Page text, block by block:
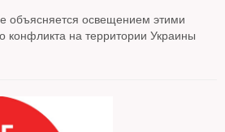
объясняется освещением этими
конфликта на территории Украины